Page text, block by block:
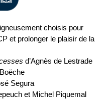
choisis pour
et prolonger le plaisir de la
d’Agnès de Lestrade
Segura
et Michel Piquemal